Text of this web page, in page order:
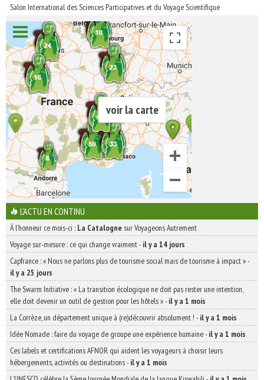
Salon International des Sciences Participatives et du Voyage Scientifique
voir la carte
L'ACTU EN CONTINU
À l'honneur ce mois-ci : La Catalogne sur Voyageons Autrement
Voyage sur-mesure : ce qui change vraiment-il y a 14 jours
Capfrance : « Nous ne parlons plus de tourisme social mais de tourisme à impact »-
il y a 25 jours
The Swarm Initiative : « La transition écologique ne doit pas rester une intention,
elle doit devenir un outil de gestion pour les hôtels »-il y a 1 mois
La Corrèze, un département unique à (re)découvrir absolument ! -il y a 1 mois
Idée Nomade : faire du voyage de groupe une expérience humaine-il y a 1 mois
Ces labels et certifications AFNOR qui aident les voyageurs à choisir leurs
hébergements, activités ou destinations-il y a 1 mois